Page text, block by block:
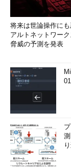
将来は世論操作に
アルトネットワー
脅威の予測を発表